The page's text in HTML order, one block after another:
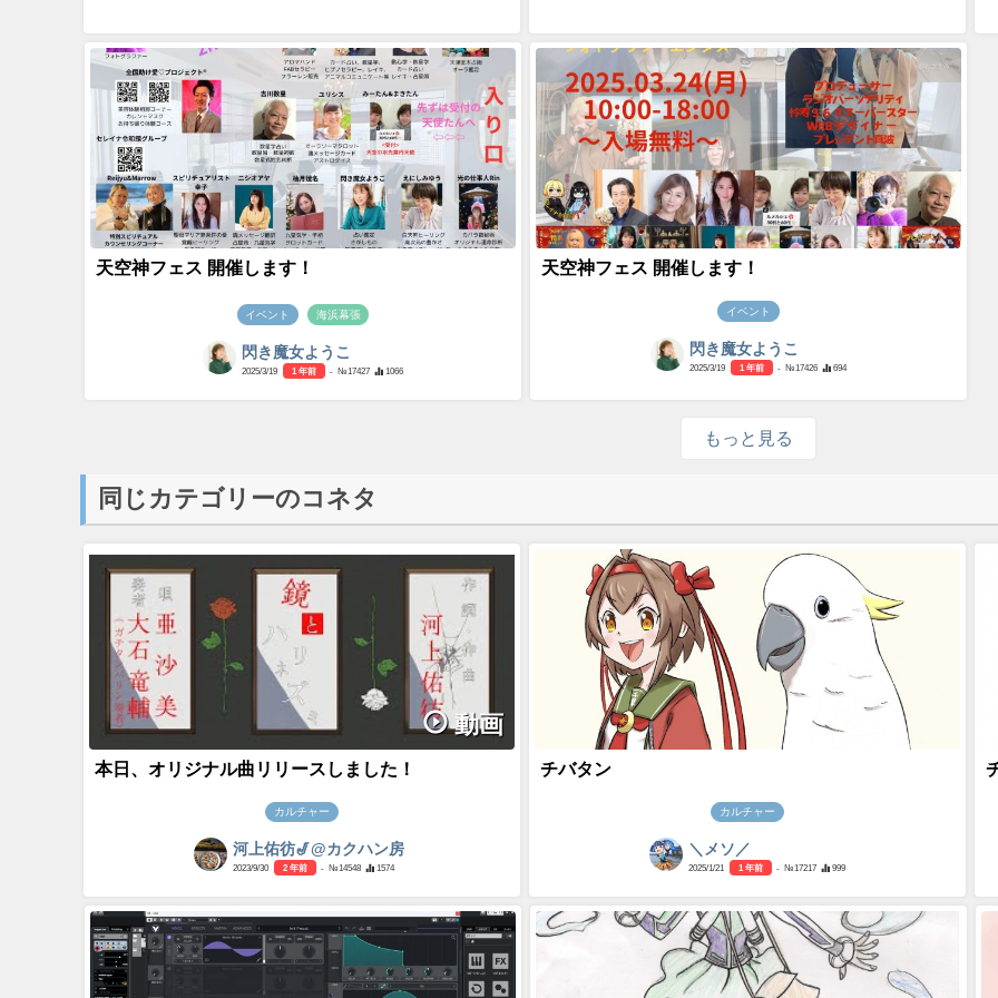
天空神フェス 開催します！
イベント 海浜幕張
閃き魔女ようこ
2025/3/19 1 年前 - №17427 1066
天空神フェス 開催します！
イベント
閃き魔女ようこ
2025/3/19 1 年前 - №17426 694
もっと見る
同じカテゴリーのコネタ
動画
本日、オリジナル曲リリースしました！
カルチャー
河上佑彷🎷@カクハン房
2023/9/30 2 年前 - №14548 1574
チバタン
カルチャー
＼メソ／
2025/1/21 1 年前 - №17217 999